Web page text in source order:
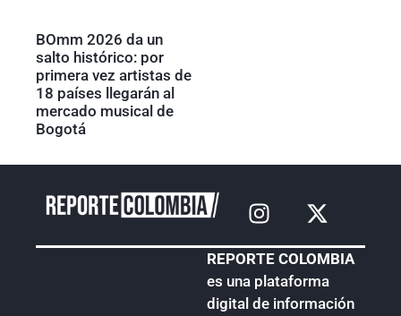
BOmm 2026 da un
salto histórico: por
primera vez artistas de
18 países llegarán al
mercado musical de
Bogotá
REPORTE COLOMBIA
es una plataforma
digital de información